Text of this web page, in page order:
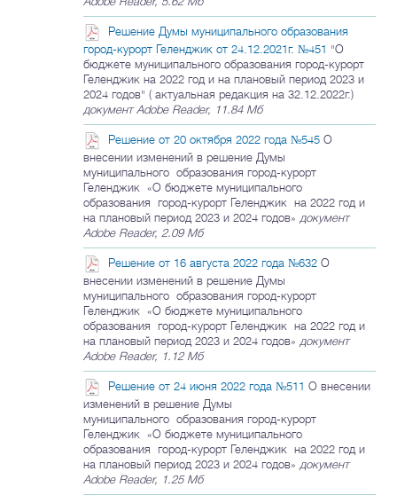
Решение Думы муниципального образования
город-курорт Геленджик от 24.12.2021г. №451 "О
бюджете муниципального образования город-курорт
Геленджик на 2022 год и на плановый период 2023 и
2024 годов" ( актуальная редакция на 32.12.2022г.)
документ Adobe Reader, 11.84 Мб
Решение от 20 октября 2022 года №545 О
внесении изменений в решение Думы
муниципального образования город-курорт
Геленджик «О бюджете муниципального
образования город-курорт Геленджик на 2022 год и
на плановый период 2023 и 2024 годов» документ
Adobe Reader, 2.09 Мб
Решение от 16 августа 2022 года №632 О
внесении изменений в решение Думы
муниципального образования город-курорт
Геленджик «О бюджете муниципального
образования город-курорт Геленджик на 2022 год и
на плановый период 2023 и 2024 годов» документ
Adobe Reader, 1.12 Мб
Решение от 24 июня 2022 года №511 О внесении
изменений в решение Думы
муниципального образования город-курорт
Геленджик «О бюджете муниципального
образования город-курорт Геленджик на 2022 год и
на плановый период 2023 и 2024 годов» документ
Adobe Reader, 1.25 Мб